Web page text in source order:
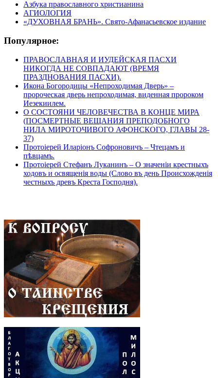
Азбука православного христианина
АГИОЛОГИЯ
«ДУХОВНАЯ БРАНЬ». Свято-Афанасьевское издание
Популярное:
ПРАВОСЛАВНАЯ И ИУДЕЙСКАЯ ПАСХИ
НИКОГДА НЕ СОВПАДАЮТ (ВРЕМЯ
ПРАЗДНОВАНИЯ ПАСХИ).
Икона Богородицы «Непроходимая Дверь» –
пророческая дверь непроходимая, виденная пророком
Иезекиилем.
О СОСТОЯНИ ЧЕЛОВЕЧЕСТВА В КОНЦЕ МИРА
(ПОСМЕРТНЫЕ ВЕЩАНИЯ ПРЕПОДОБНОГО
НИЛА МИРОТОЧИВОГО АФОНСКОГО, ГЛАВЫ 28-
37)
Протоіерей Иларіонъ Софроновичъ – Чтецамъ и
пѣвцамъ.
Протоіерей Стефанъ Луканинъ – О значеніи крестныхъ
ходовъ и освященія воды (Слово въ день Происхожденія
честныхъ древъ Креста Господня).